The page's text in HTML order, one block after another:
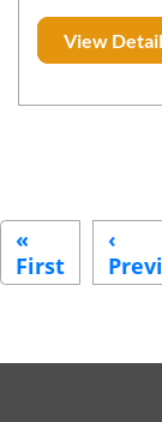
View
Pagination
«
First First
page
‹